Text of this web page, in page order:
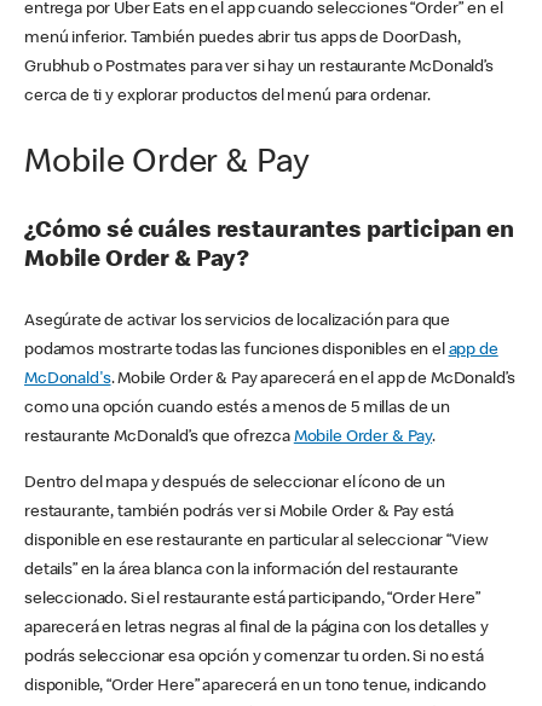
entrega por Uber Eats en el app cuando selecciones “Order” en el
menú inferior. También puedes abrir tus apps de DoorDash,
Grubhub o Postmates para ver si hay un restaurante McDonald’s
cerca de ti y explorar productos del menú para ordenar.
Mobile Order & Pay
¿Cómo sé cuáles restaurantes participan en
Mobile Order & Pay?
Asegúrate de activar los servicios de localización para que
podamos mostrarte todas las funciones disponibles en el app de
McDonald's. Mobile Order & Pay aparecerá en el app de McDonald’s
como una opción cuando estés a menos de 5 millas de un
restaurante McDonald’s que ofrezca Mobile Order & Pay.
Dentro del mapa y después de seleccionar el ícono de un
restaurante, también podrás ver si Mobile Order & Pay está
disponible en ese restaurante en particular al seleccionar “View
details” en la área blanca con la información del restaurante
seleccionado. Si el restaurante está participando, “Order Here”
aparecerá en letras negras al final de la página con los detalles y
podrás seleccionar esa opción y comenzar tu orden. Si no está
disponible, “Order Here” aparecerá en un tono tenue, indicando